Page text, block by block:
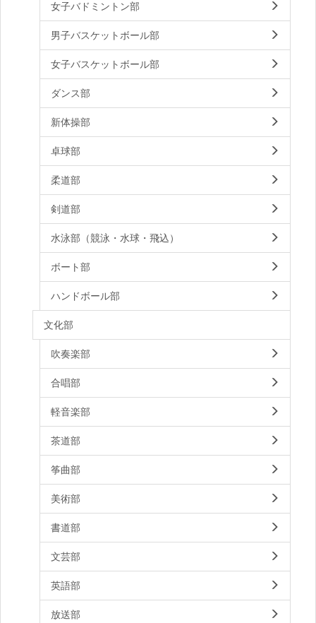
女子バドミントン部
男子バスケットボール部
女子バスケットボール部
ダンス部
新体操部
卓球部
柔道部
剣道部
水泳部（競泳・水球・飛込）
ボート部
ハンドボール部
文化部
吹奏楽部
合唱部
軽音楽部
茶道部
筝曲部
美術部
書道部
文芸部
英語部
放送部